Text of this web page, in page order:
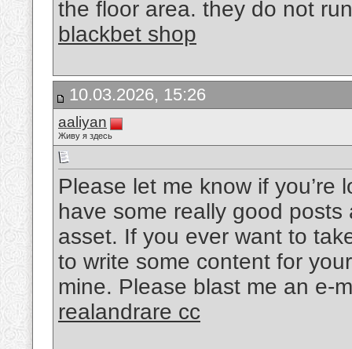
the floor area. they do not
blackbet shop
10.03.2026, 15:26
aaliyan
Живу я здесь
Please let me know if you’re
have some really good
asset. If you ever want to
to write some content for
mine. Please blast me an e-
realandrare cc